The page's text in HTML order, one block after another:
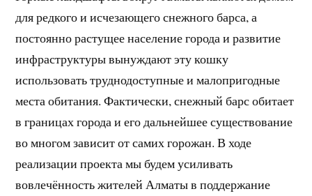
для редкого и исчезающего снежного барса, а
постоянно растущее население города и развитие
инфраструктуры вынуждают эту кошку
использовать труднодоступные и малопригодные
места обитания. Фактически, снежный барс обитает
в границах города и его дальнейшее существование
во многом зависит от самих горожан. В ходе
реализации проекта мы будем усиливать
вовлечённость жителей Алматы в поддержание